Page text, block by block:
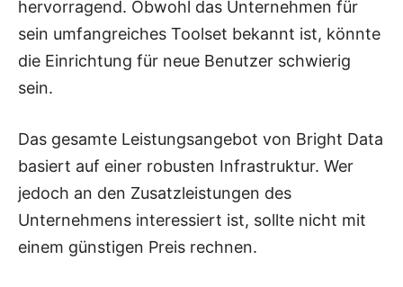
hervorragend. Obwohl das Unternehmen für
sein umfangreiches Toolset bekannt ist, könnte
die Einrichtung für neue Benutzer schwierig
sein.
Das gesamte Leistungsangebot von Bright Data
basiert auf einer robusten Infrastruktur. Wer
jedoch an den Zusatzleistungen des
Unternehmens interessiert ist, sollte nicht mit
einem günstigen Preis rechnen.